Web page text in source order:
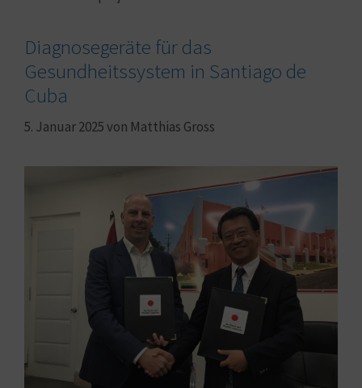
Diagnosegeräte für das
Gesundheitssystem in Santiago de
Cuba
5. Januar 2025von Matthias Gross